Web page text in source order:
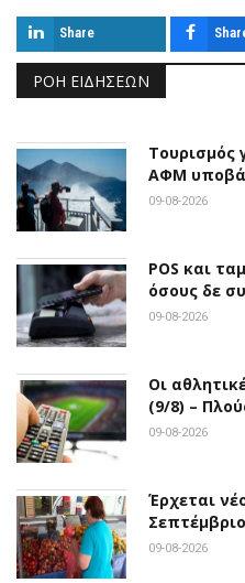
Share
ΡΟΉ ΕΙΔΉΣΕΩΝ
Τουρισμός
ΑΦΜ
09-08-2026
POS και
όσους δε
09-08-2026
Οι
(9/8) –
09-08-2026
Έρχεται
09-08-2026